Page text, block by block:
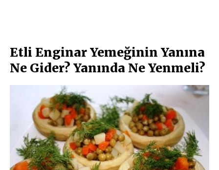
Etli Enginar Yemeğinin Yanına
Ne Gider? Yanında Ne Yenmeli?